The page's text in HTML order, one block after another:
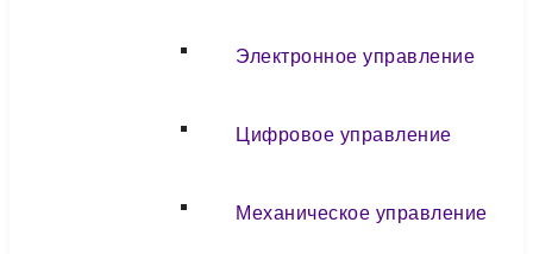
Электронное управление
Цифровое управление
Механическое управление